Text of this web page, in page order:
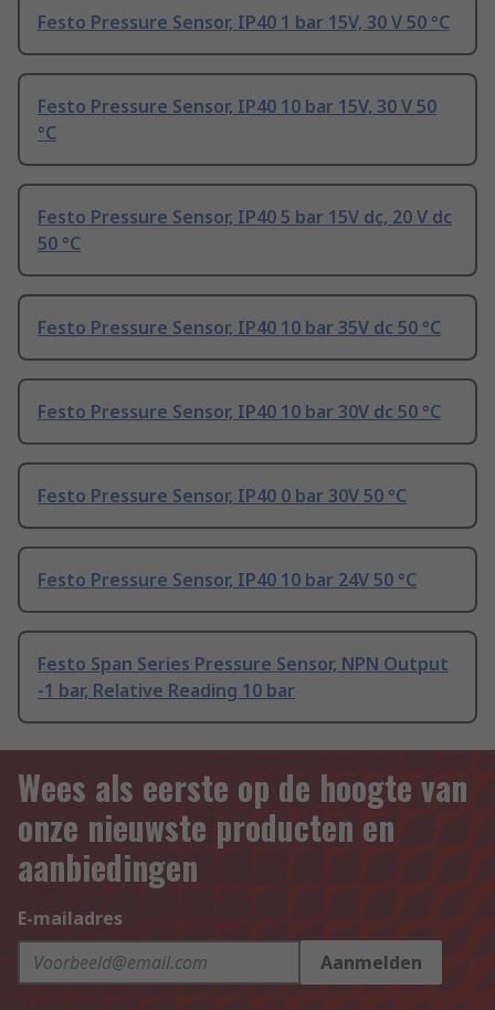
Festo Pressure Sensor, IP40 1 bar 15V, 30 V 50 °C
Festo Pressure Sensor, IP40 10 bar 15V, 30 V 50
°C
Festo Pressure Sensor, IP40 5 bar 15V dc, 20 V dc
50 °C
Festo Pressure Sensor, IP40 10 bar 35V dc 50 °C
Festo Pressure Sensor, IP40 10 bar 30V dc 50 °C
Festo Pressure Sensor, IP40 0 bar 30V 50 °C
Festo Pressure Sensor, IP40 10 bar 24V 50 °C
Festo Span Series Pressure Sensor, NPN Output
-1 bar, Relative Reading 10 bar
Wees als eerste op de hoogte van
onze nieuwste producten en
aanbiedingen
E-mailadres
Aanmelden